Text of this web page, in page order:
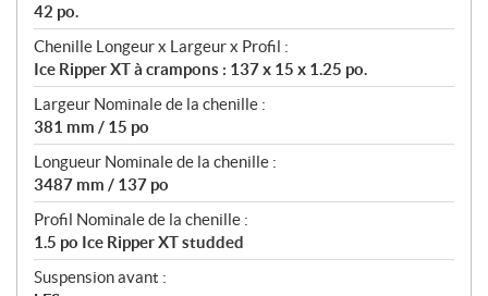
42 po.
Chenille Longeur x Largeur x Profil :
Ice Ripper XT à crampons : 137 x 15 x 1.25 po.
Largeur Nominale de la chenille :
381 mm / 15 po
Longueur Nominale de la chenille :
3487 mm / 137 po
Profil Nominale de la chenille :
1.5 po Ice Ripper XT studded
Suspension avant :